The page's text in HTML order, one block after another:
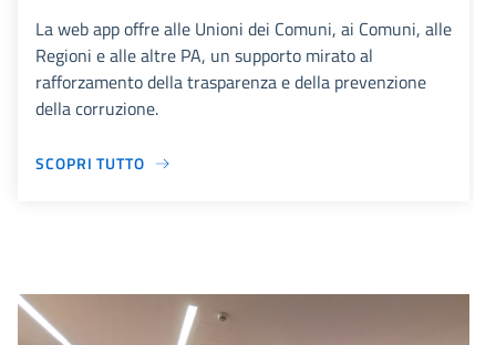
La web app offre alle Unioni dei Comuni, ai Comuni, alle
Regioni e alle altre PA, un supporto mirato al
rafforzamento della trasparenza e della prevenzione
della corruzione.
SCOPRI TUTTO